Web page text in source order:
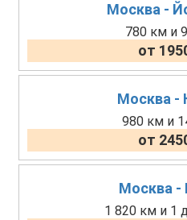
Москва -
780 км и
от
Москва -
980 км и
от
Москва -
1 820 км и 1